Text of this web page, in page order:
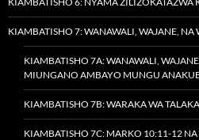
KIAMBATISHO 7: WANAWALI, WAJANE, NA
KIAMBATISHO 7A: WANAWALI,
MIUNGANO AMBAYO MUNGU
KIAMBATISHO 7B: WARAKA WA
KIAMBATISHO 7C: MARKO 10:11-12